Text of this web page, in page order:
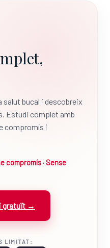
salut bucal i descobreix
Estudi complet amb
compromís i
compromís · Sense
gratuït →
LIMITAT: